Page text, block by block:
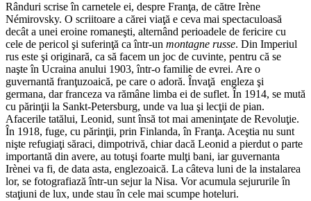
Rânduri scrise în carnetele ei, despre Franţa, de către Irène
Némirovsky. O scriitoare a cărei viaţă e ceva mai spectaculoasă
decât a unei eroine romaneşti, alternând perioadele de fericire cu
cele de pericol şi suferinţă ca într-un montagne russe. Din Imperiul
rus este şi originară, ca să facem un joc de cuvinte, pentru că se
naşte în Ucraina anului 1903, într-o familie de evrei. Are o
guvernantă franţuzoaică, pe care o adoră. Învaţă engleza şi
germana, dar franceza va rămâne limba ei de suflet. În 1914, se mută
cu părinţii la Sankt-Petersburg, unde va lua şi lecţii de pian.
Afacerile tatălui, Leonid, sunt însă tot mai ameninţate de Revoluţie.
În 1918, fuge, cu părinţii, prin Finlanda, în Franţa. Aceştia nu sunt
nişte refugiaţi săraci, dimpotrivă, chiar dacă Leonid a pierdut o parte
importantă din avere, au totuşi foarte mulţi bani, iar guvernanta
Irènei va fi, de data asta, englezoaică. La câteva luni de la instalarea
lor, se fotografiază într-un sejur la Nisa. Vor acumula sejururile în
staţiuni de lux, unde stau în cele mai scumpe hoteluri.